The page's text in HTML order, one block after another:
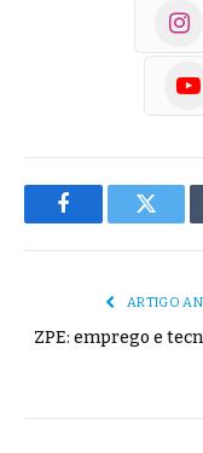
Facebook
ARTIGO
ZPE: emprego e